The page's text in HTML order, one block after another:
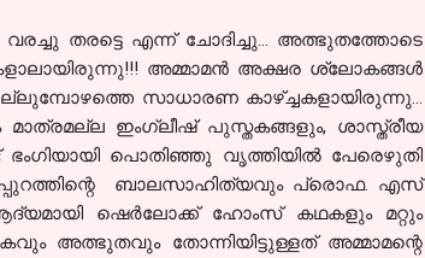
തരട്ടെ എന്ന് ചോദിച്ചു... അത്ഭുതത്തോടെ
യിരുന്നു!!! അമ്മാമന്‍ അക്ഷര ശ്ലോകങ്ങള്‍
സാധാരണ കാഴ്ച്ചകളായിരുന്നു...
മാത്രമല്ല ഇംഗ്ലീഷ് പുസ്തകങ്ങളും, ശാസ്ത്രീയ
പൊതിഞ്ഞു വൃത്തിയില്‍ പേരെഴുതി
ബാലസാഹിത്യവും പ്രൊഫ. എസ്
ഷെര്‍ലോക്ക് ഹോംസ് കഥകളും മറ്റും
അത്ഭുതവും തോന്നിയിട്ടുള്ളത് അമ്മാമന്റെ